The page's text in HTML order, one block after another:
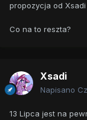
propozycja od Xsadi
Co na to reszta?
Xsadi
Napisano
13 Lipca jest na